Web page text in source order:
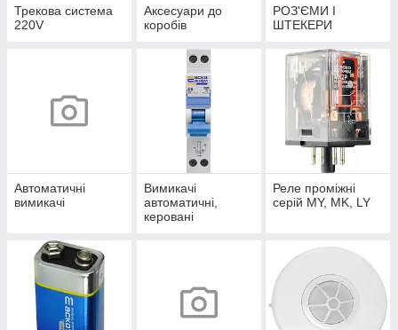
Трекова система
220V
Аксесуари до
коробів
РОЗ'ЄМИ І
ШТЕКЕРИ
Автоматичні
вимикачі
Вимикачі
автоматичні,
керовані
Реле проміжні
серій MY, MK, LY